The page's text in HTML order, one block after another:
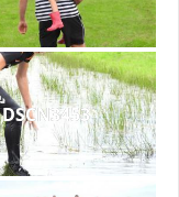
DSCN3453